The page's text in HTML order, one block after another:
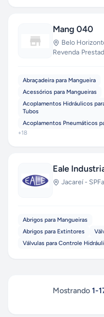
Mang 040
Belo
Revenda·
Abraçadeira para Mangueira
Acessórios para Mangueiras
Acoplamentos Hidráulicos
Tubos
Acoplamentos Pneumáticos
+18
Eale
Jacareí- SP
Abrigos para Mangueiras
Abrigos para Extintores
Válvulas para Controle
Mostrando 1-